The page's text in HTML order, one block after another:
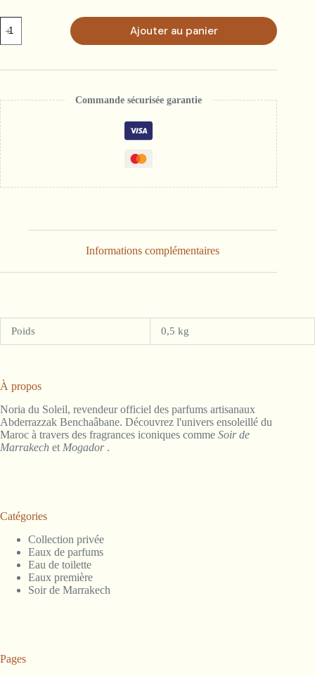
quantité
de
Bois
santal
Ajouter au panier
Commande sécurisée garantie
Informations complémentaires
Poids 0,5 kg
À propos
Noria du Soleil, revendeur officiel des parfums artisanaux
Abderrazzak Benchaâbane. Découvrez l'univers ensoleillé du
Maroc à travers des fragrances iconiques comme Soir de
Marrakech et Mogador .
Catégories
Collection privée
Eaux de parfums
Eau de toilette
Eaux première
Soir de Marrakech
Pages